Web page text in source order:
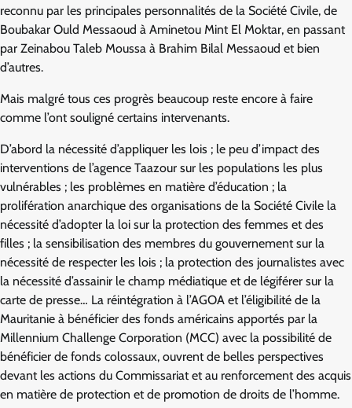
reconnu par les principales personnalités de la Société Civile, de
Boubakar Ould Messaoud à Aminetou Mint El Moktar, en passant
par Zeinabou Taleb Moussa à Brahim Bilal Messaoud et bien
d’autres.
Mais malgré tous ces progrès beaucoup reste encore à faire
comme l’ont souligné certains intervenants.
D’abord la nécessité d’appliquer les lois ; le peu d’impact des
interventions de l’agence Taazour sur les populations les plus
vulnérables ; les problèmes en matière d’éducation ; la
prolifération anarchique des organisations de la Société Civile la
nécessité d’adopter la loi sur la protection des femmes et des
filles ; la sensibilisation des membres du gouvernement sur la
nécessité de respecter les lois ; la protection des journalistes avec
la nécessité d’assainir le champ médiatique et de légiférer sur la
carte de presse… La réintégration à l’AGOA et l’éligibilité de la
Mauritanie à bénéficier des fonds américains apportés par la
Millennium Challenge Corporation (MCC) avec la possibilité de
bénéficier de fonds colossaux, ouvrent de belles perspectives
devant les actions du Commissariat et au renforcement des acquis
en matière de protection et de promotion de droits de l’homme.